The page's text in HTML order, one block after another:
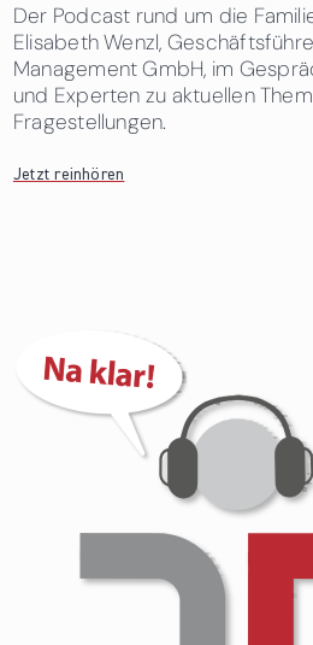
Der Podcast rund um die
Elisabeth Wenzl,
Management GmbH, im
und Experten zu aktuellen
Fragestellungen.
Jetzt reinhören